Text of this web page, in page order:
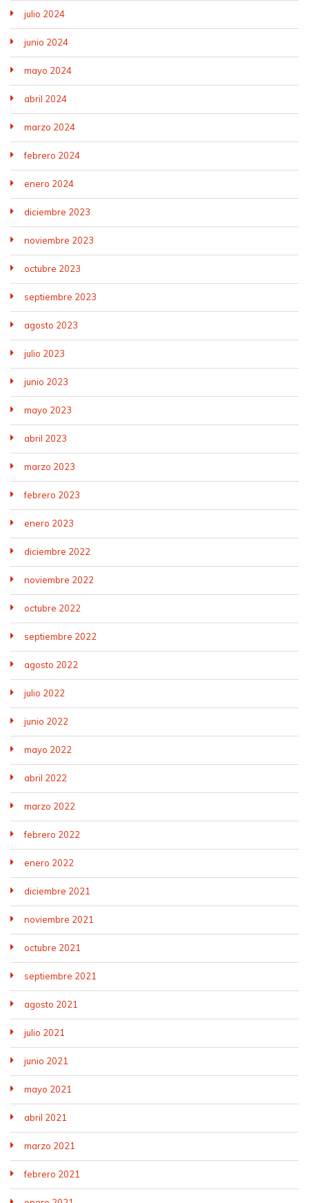
julio 2024
junio 2024
mayo 2024
abril 2024
marzo 2024
febrero 2024
enero 2024
diciembre 2023
noviembre 2023
octubre 2023
septiembre 2023
agosto 2023
julio 2023
junio 2023
mayo 2023
abril 2023
marzo 2023
febrero 2023
enero 2023
diciembre 2022
noviembre 2022
octubre 2022
septiembre 2022
agosto 2022
julio 2022
junio 2022
mayo 2022
abril 2022
marzo 2022
febrero 2022
enero 2022
diciembre 2021
noviembre 2021
octubre 2021
septiembre 2021
agosto 2021
julio 2021
junio 2021
mayo 2021
abril 2021
marzo 2021
febrero 2021